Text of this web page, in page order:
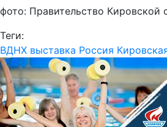
фото: Правительство Кировской
Теги:
ВДНХ выставка Россия